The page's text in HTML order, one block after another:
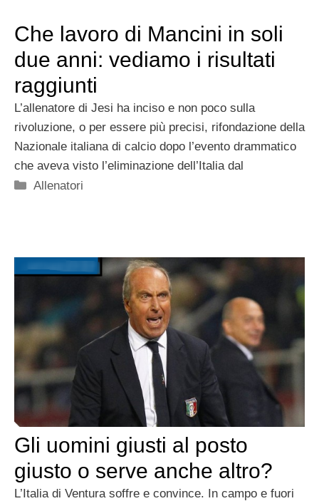
Che lavoro di Mancini in soli
due anni: vediamo i risultati
raggiunti
L’allenatore di Jesi ha inciso e non poco sulla
rivoluzione, o per essere più precisi, rifondazione della
Nazionale italiana di calcio dopo l’evento drammatico
che aveva visto l’eliminazione dell’Italia dal
Categorie
Allenatori
Gli uomini giusti al posto
giusto o serve anche altro?
L’Italia di Ventura soffre e convince. In campo e fuori